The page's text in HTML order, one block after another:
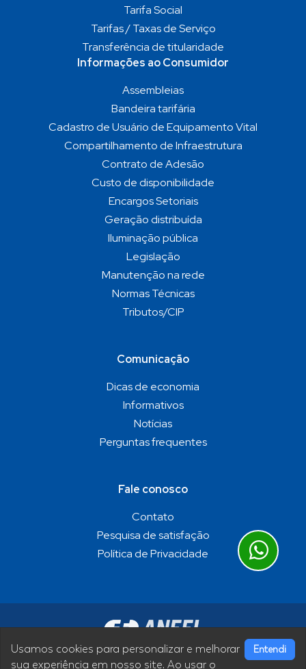
Tarifa Social
Tarifas / Taxas de Serviço
Transferência de titularidade
Informações ao Consumidor
Assembleias
Bandeira tarifária
Cadastro de Usuário de Equipamento Vital
Compartilhamento de Infraestrutura
Contrato de Adesão
Custo de disponibilidade
Encargos Setoriais
Geração distribuída
Iluminação pública
Legislação
Manutenção na rede
Normas Técnicas
Tributos/CIP
Comunicação
Dicas de economia
Informativos
Notícias
Perguntas frequentes
Fale conosco
Contato
Pesquisa de satisfação
Política de Privacidade
Usamos cookies para personalizar e melhorar
sua experiência em nosso site. Ao usar o
Entendi